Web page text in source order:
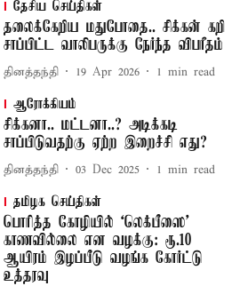
தேசிய செய்திகள்
தலைக்கேறிய மதுபோதை.. சிக்கன் கறி
சாப்பிட்ட வாலிபருக்கு நேர்ந்த விபரீதம்
தினத்தந்தி 19 Apr 2026 1 min read
ஆரோக்கியம்
சிக்கனா.. மட்டனா..? அடிக்கடி
சாப்பிடுவதற்கு ஏற்ற இறைச்சி எது?
தினத்தந்தி 03 Dec 2025 1 min read
தமிழக செய்திகள்
பொரித்த கோழியில் ‘லெக்பீஸை’
காணவில்லை என வழக்கு: ரூ.10
ஆயிரம் இழப்பீடு வழங்க கோர்ட்டு
உத்தரவு